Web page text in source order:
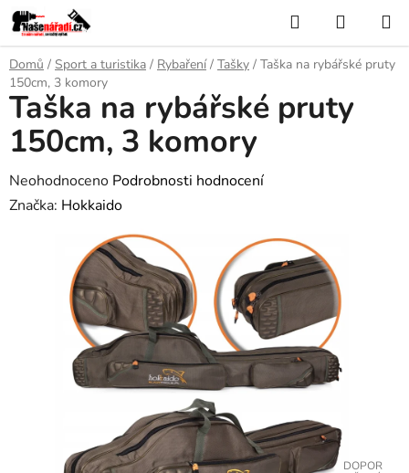
Přejít
na
obsah
Hledat
KOŠÍK
Domů / Sport a turistika / Rybaření / Tašky / Taška na rybářské pruty
150cm, 3 komory
Taška na rybářské pruty
150cm, 3 komory
Průměrné
hodnocení
Neohodnoceno Podrobnosti hodnocení
Značka: Hokkaido